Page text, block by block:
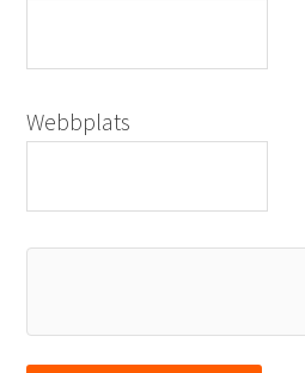
Webbplats